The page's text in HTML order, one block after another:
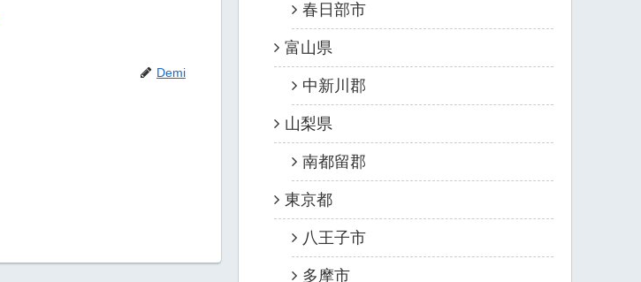
Demi
春日部市
富山県
中新川郡
山梨県
南都留郡
東京都
八王子市
多摩市